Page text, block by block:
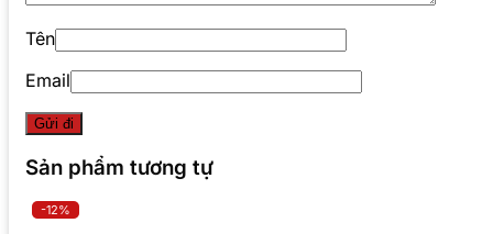
Tên
Email
Sản phẩm tương tự
-12%